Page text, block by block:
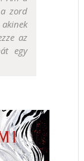
zord
az
egy